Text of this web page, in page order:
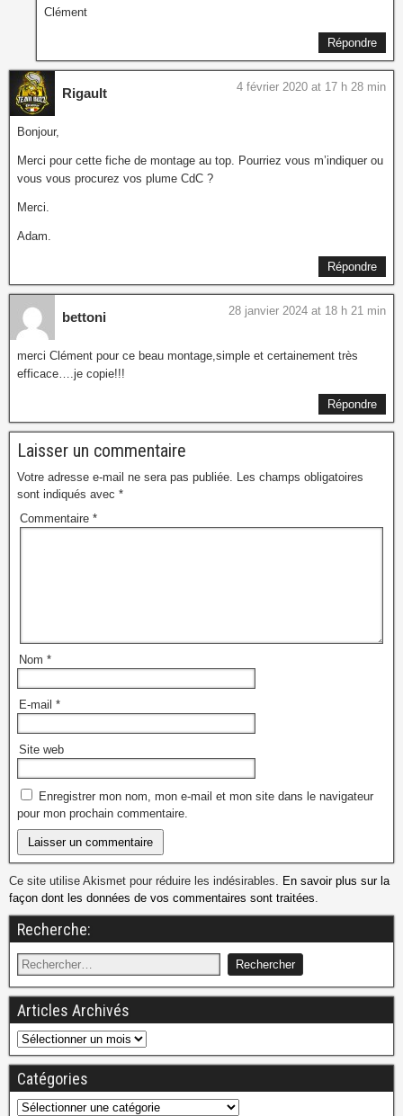
Clément
Répondre
Rigault 4 février 2020 at 17 h 28 min
Bonjour,
Merci pour cette fiche de montage au top. Pourriez vous m’indiquer ou
vous vous procurez vos plume CdC ?
Merci.
Adam.
Répondre
bettoni 28 janvier 2024 at 18 h 21 min
merci Clément pour ce beau montage,simple et certainement très
efficace….je copie!!!
Répondre
Laisser un commentaire
Votre adresse e-mail ne sera pas publiée.
Les champs obligatoires
sont indiqués avec *
Commentaire *
Nom *
E-mail *
Site web
Enregistrer mon nom, mon e-mail et mon site dans le navigateur
pour mon prochain commentaire.
Ce site utilise Akismet pour réduire les indésirables.
En savoir plus sur la
façon dont les données de vos commentaires sont traitées
Recherche:
Articles Archivés
Catégories